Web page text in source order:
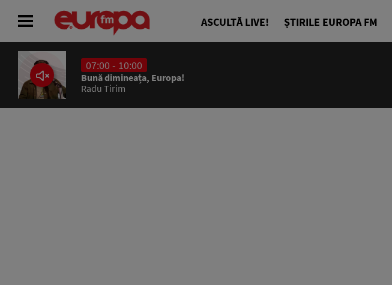
ASCULTĂ LIVE! ȘTIRILE EUROPA FM
07:00 - 10:00
Bună dimineața, Europa!
Radu Tirim
ACASĂ
ȘTIRI